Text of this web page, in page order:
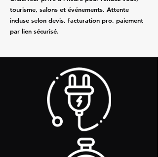
tourisme, salons et événements. Attente
incluse selon devis, facturation pro, paiement
par lien sécurisé.